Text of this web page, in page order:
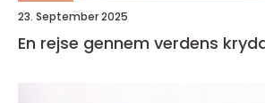
23. September 2025
En rejse gennem verdens